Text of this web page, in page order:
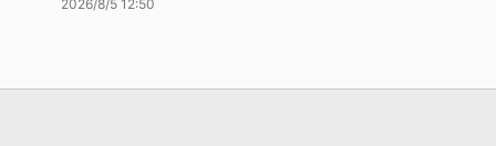
2026/8/5 12:50